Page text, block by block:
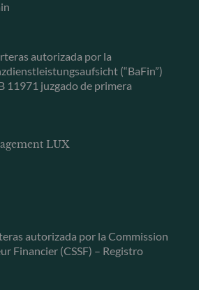
autorizada por la
(“BaFin”)
11971 juzgado de primera
LUX
autorizada por la Commission
Financier (CSSF) – Registro